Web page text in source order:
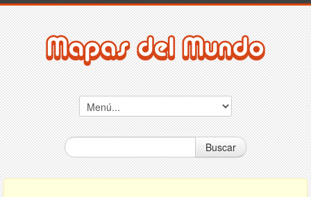
Buscar